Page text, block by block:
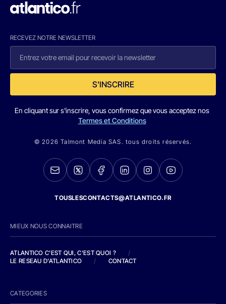
RECEVEZ NOTRE NEWSLETTER
S'INSCRIRE
En cliquant sur s'inscrire, vous confirmez que vous acceptez nos
Termes et Conditions
© 2026 Talmont Media SAS. tous droits réservés.
TOUSLESCONTACTS@ATLANTICO.FR
MIEUX NOUS CONNAITRE
ATLANTICO C'EST QUI, C'EST QUOI ?
/
LE RESEAU D'ATLANTICO
/ CONTACT
CATEGORIES